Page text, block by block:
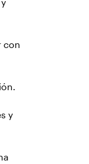
con
y